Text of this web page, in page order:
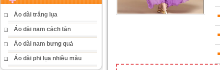
Áo dài trắng lụa
Áo dài nam cách tân
Áo dài nam bưng quả
Áo dài phi lụa nhiều màu